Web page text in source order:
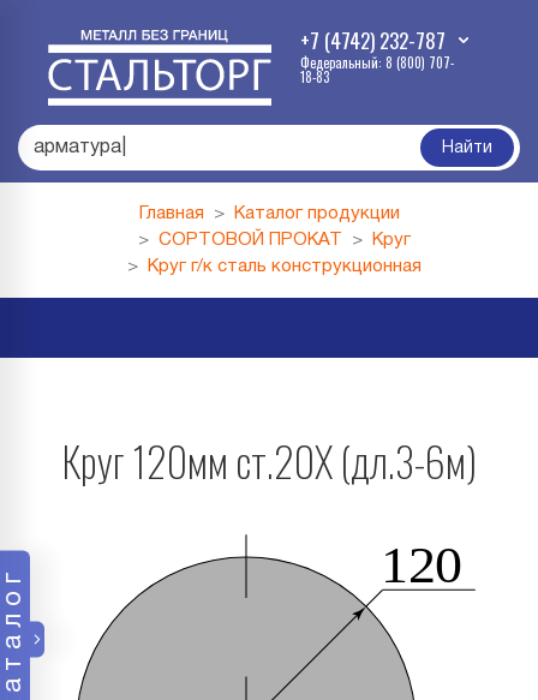
+7 (4742) 232-787
Федеральный: 8 (800) 707-
18-83
ар | Найти
каталог
Главная
Каталог продукции
СОРТОВОЙ ПРОКАТ
Круг
Круг г/к сталь конструкционная
Круг 120мм ст.20Х (дл.3-6м)